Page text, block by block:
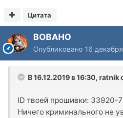
Цитата
BOBAHO
Опубликовано 16
В 16.12.2019 в 16:30, ratnik
ID твоей прошивки: 33920-
Ничего криминального не